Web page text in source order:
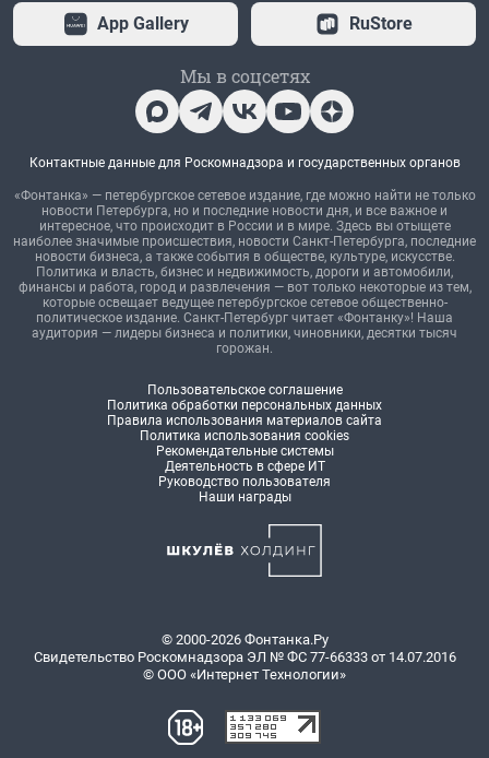
App Gallery RuStore
Мы в соцсетях
Контактные данные для Роскомнадзора и государственных органов
«Фонтанка» — петербургское сетевое издание, где можно найти не только
новости Петербурга, но и последние новости дня, и все важное и
интересное, что происходит в России и в мире. Здесь вы отыщете
наиболее значимые происшествия, новости Санкт-Петербурга, последние
новости бизнеса, а также события в обществе, культуре, искусстве.
Политика и власть, бизнес и недвижимость, дороги и автомобили,
финансы и работа, город и развлечения — вот только некоторые из тем,
которые освещает ведущее петербургское сетевое общественно-
политическое издание. Санкт-Петербург читает «Фонтанку»! Наша
аудитория — лидеры бизнеса и политики, чиновники, десятки тысяч
горожан.
Пользовательское соглашение
Политика обработки персональных данных
Правила использования материалов сайта
Политика использования cookies
Рекомендательные системы
Деятельность в сфере ИТ
Руководство пользователя
Наши награды
© 2000-2026 Фонтанка.Ру
Свидетельство Роскомнадзора ЭЛ № ФС 77-66333 от 14.07.2016
© ООО «Интернет Технологии»